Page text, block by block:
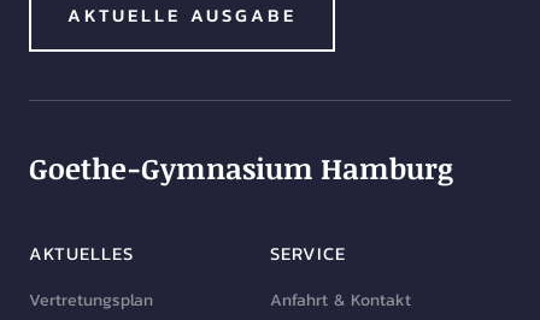
AKTUELLE AUSGABE
Goethe-Gymnasium Hamburg
AKTUELLES
Vertretungsplan
SERVICE
Anfahrt & Kontakt